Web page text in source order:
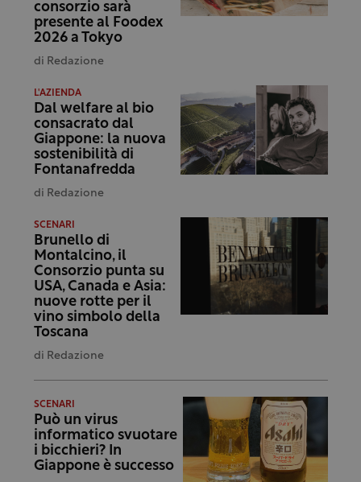
consorzio sarà
presente al Foodex
2026 a Tokyo
di Redazione
L'AZIENDA
Dal welfare al bio
consacrato dal
Giappone: la nuova
sostenibilità di
Fontanafredda
di Redazione
SCENARI
Brunello di
Montalcino, il
Consorzio punta su
USA, Canada e Asia:
nuove rotte per il
vino simbolo della
Toscana
di Redazione
SCENARI
Può un virus
informatico svuotare
i bicchieri? In
Giappone è successo